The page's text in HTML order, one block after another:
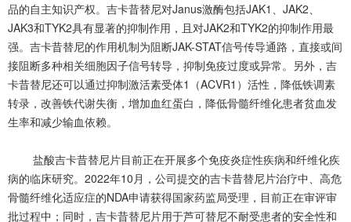
品的自主知识产权。吉卡昔替尼对Janus激酶包括JAK1、JAK2、
JAK3和TYK2具有显著的抑制作用，且对JAK2和TYK2的抑制作用最
强。吉卡昔替尼的作用机制为阻断JAK-STAT信号传导通路，直接或间
接阻断多种相关细胞因子信号转导，抑制免疫过度或异常。另外，吉
卡昔替尼还可以通过抑制激活素受体1（ACVR1）活性，降低铁调素
转录，改善铁代谢失衡，增加血红蛋白，降低骨髓纤维化患者贫血发
生率和减少输血依赖。
盐酸吉卡昔替尼片目前正在开展多个免疫炎症性疾病和纤维化疾
病的临床研究。2022年10月，公司提交的吉卡昔替尼片治疗中、高危
骨髓纤维化适应症的NDA申请获得国家药监局受理，目前正在审评审
批过程中；同时，吉卡昔替尼片用于芦可替尼不耐受患者的安全性和